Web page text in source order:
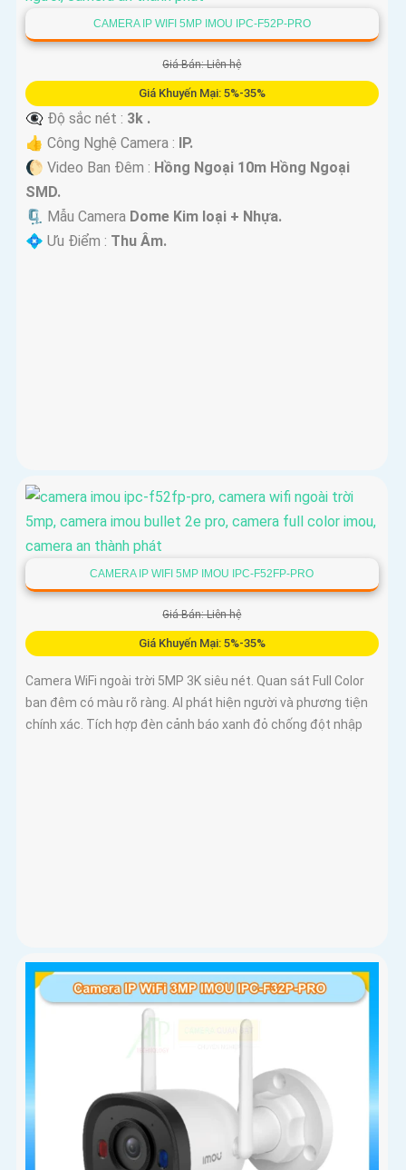
CAMERA IP WIFI 5MP IMOU IPC-F52P-PRO
Giá Bán: Liên hệ
Giá Khuyến Mại: 5%-35%
👁️‍🗨 Độ sắc nét : 3k .
👍 Công Nghệ Camera : IP.
🌔 Video Ban Đêm : Hồng Ngoại 10m Hồng Ngoại
SMD.
🗜️ Mẫu Camera Dome Kim loại + Nhựa.
️💠 Ưu Điểm : Thu Âm.
CAMERA IP WIFI 5MP IMOU IPC-F52FP-PRO
Giá Bán: Liên hệ
Giá Khuyến Mại: 5%-35%
Camera WiFi ngoài trời 5MP 3K siêu nét. Quan sát Full Color
ban đêm có màu rõ ràng. AI phát hiện người và phương tiện
chính xác. Tích hợp đèn cảnh báo xanh đỏ chống đột nhập